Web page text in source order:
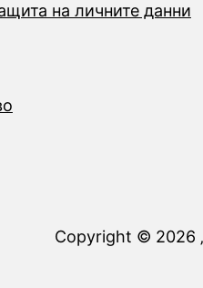
на личните данни
Copyright © 2026